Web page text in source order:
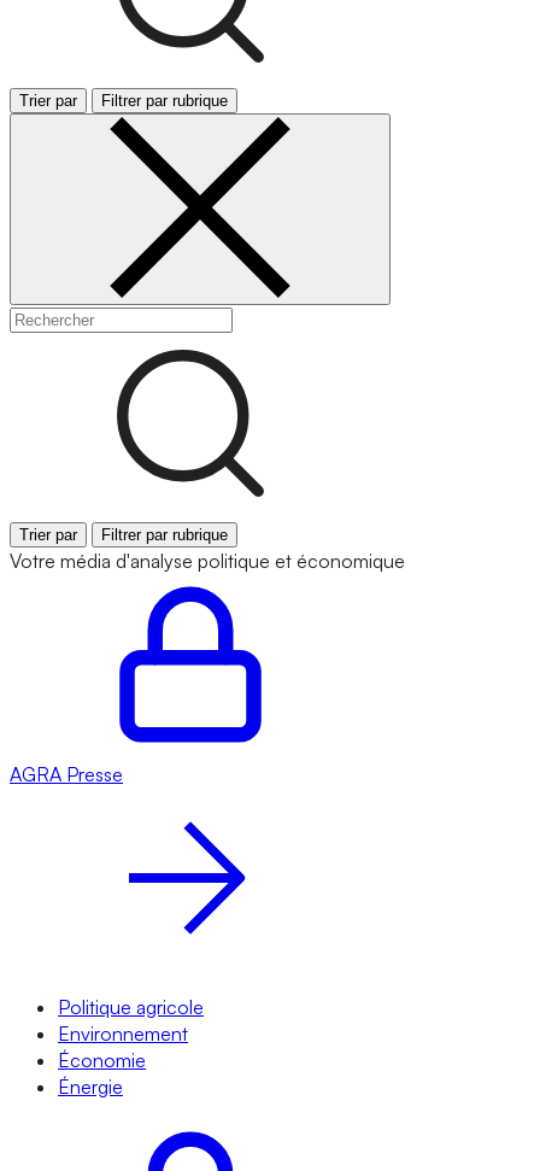
Trier par Filtrer par rubrique
Trier par Filtrer par rubrique
Votre média d'analyse politique et économique
AGRA Presse
Politique agricole
Environnement
Économie
Énergie